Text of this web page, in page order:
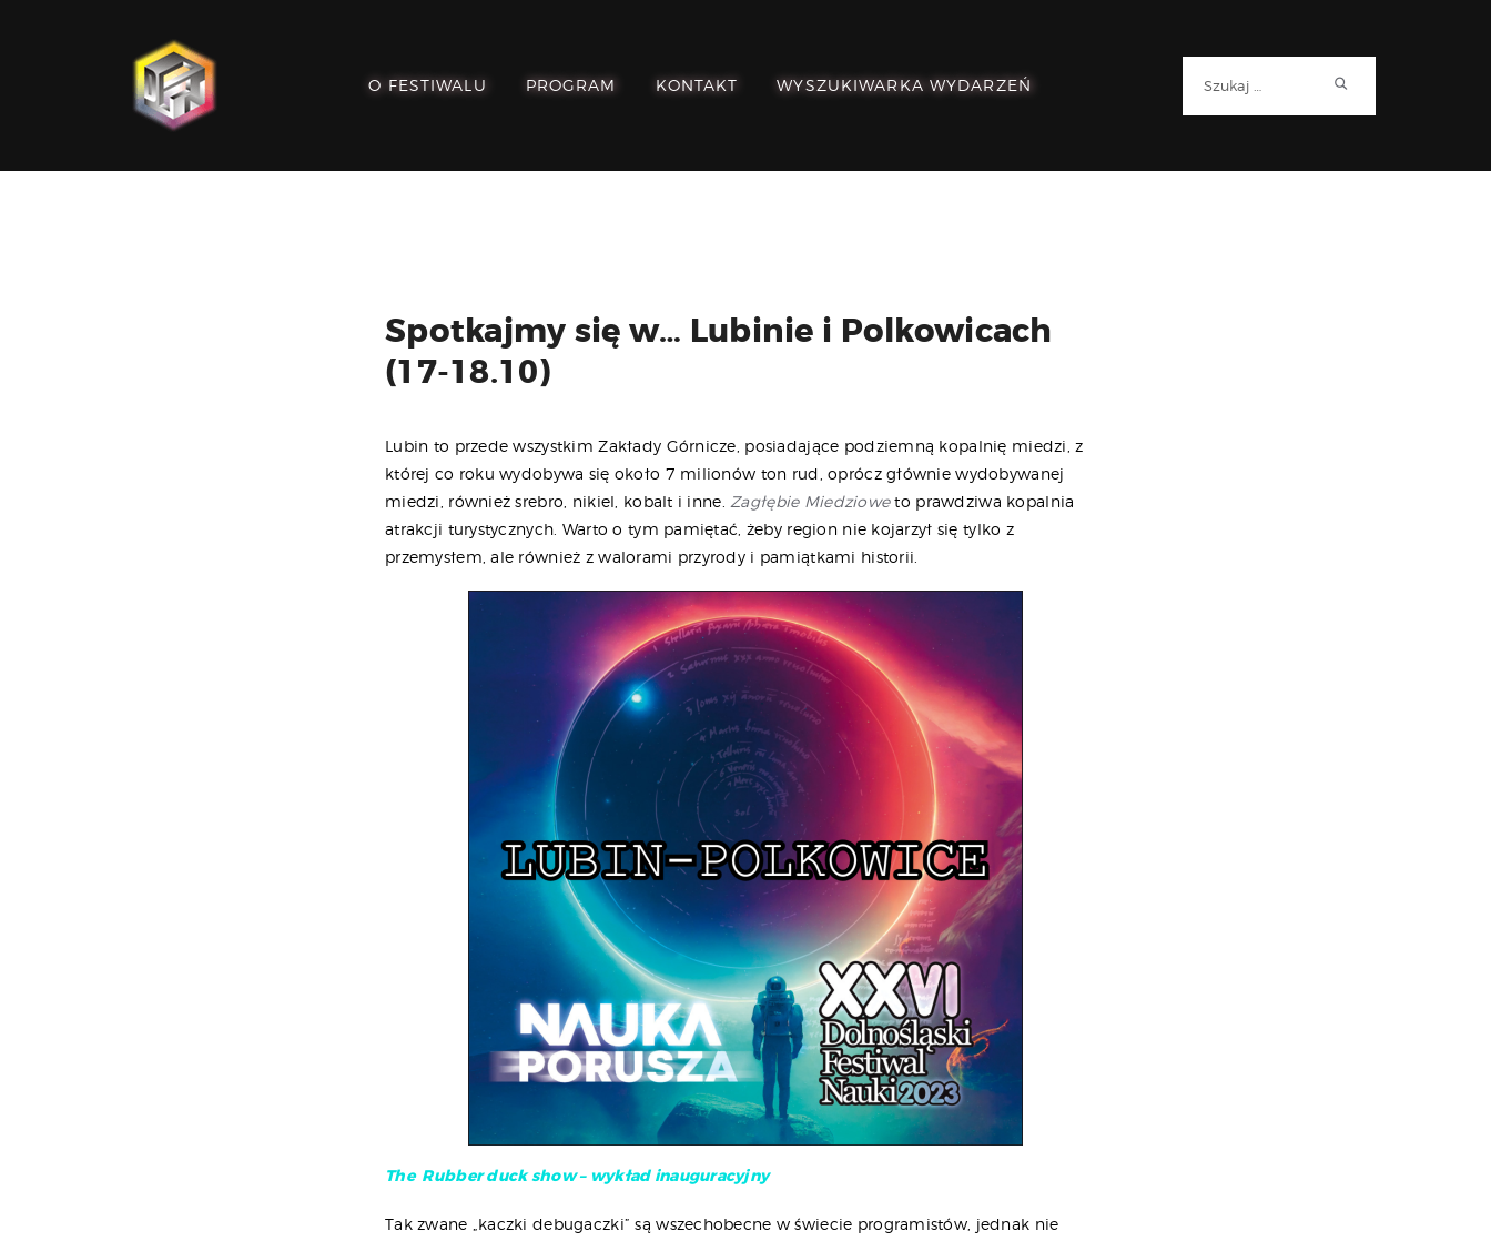
O FESTIWALU PROGRAM KONTAKT WYSZUKIWARKA WYDARZEŃ
PAMIĘTAJ!
PROGRAM
WYDARZEŃ
Spotkajmy się w… Lubinie i Polkowicach
(17-18.10)
Lubin to przede wszystkim Zakłady Górnicze, posiadające podziemną kopalnię miedzi, z
której co roku wydobywa się około 7 milionów ton rud, oprócz głównie wydobywanej
miedzi, również srebro, nikiel, kobalt i inne. Zagłębie Miedzioweto prawdziwa kopalnia
atrakcji turystycznych. Warto o tym pamiętać, żeby region nie kojarzył się tylko z
przemysłem, ale również z walorami przyrody i pamiątkami historii.
The Rubber duck show – wykład inauguracyjny
Tak zwane „kaczki debugaczki” są wszechobecne w świecie programistów, jednak nie